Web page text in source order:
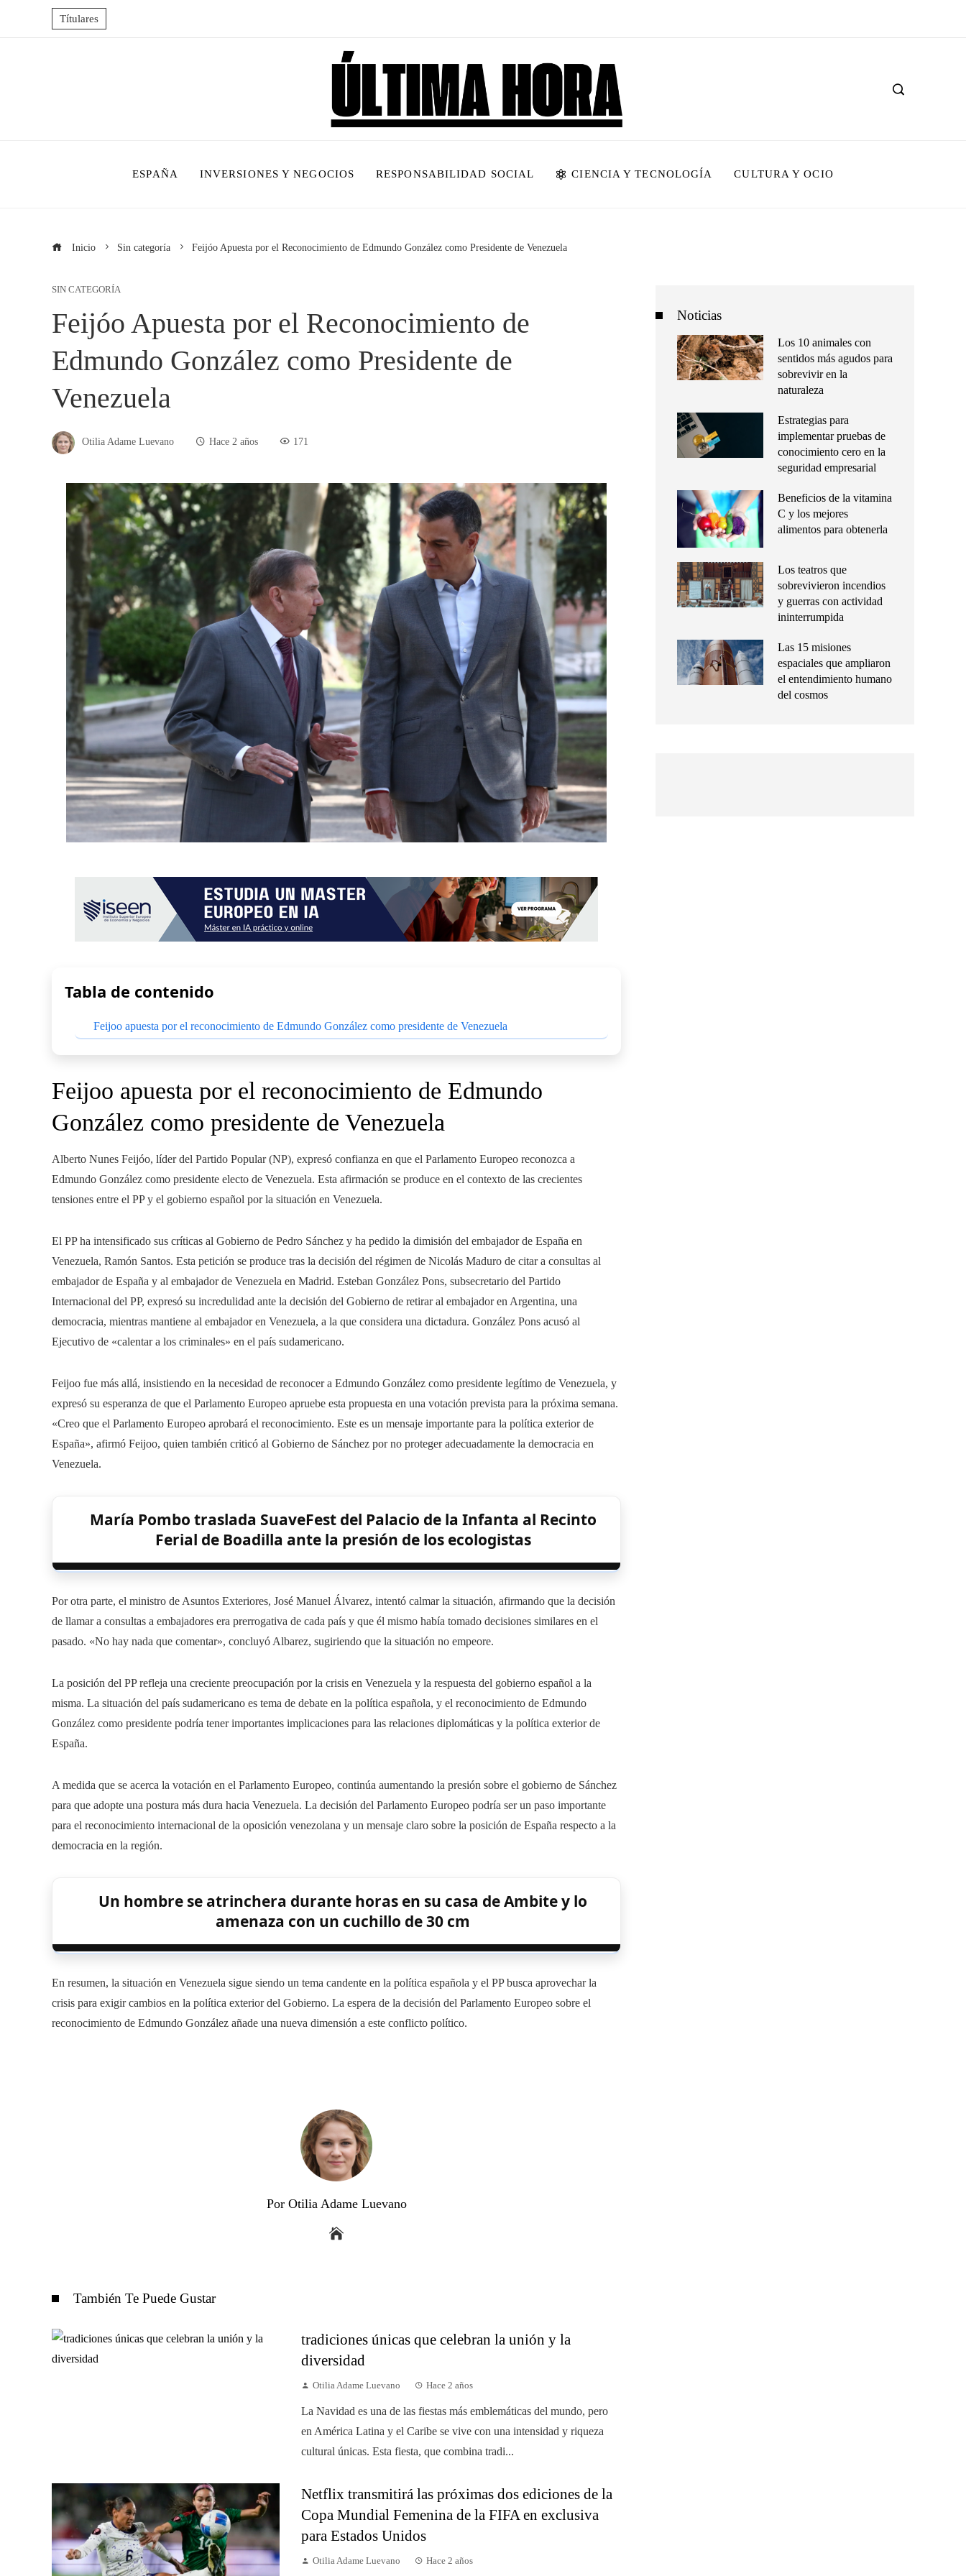
Títulares
ESPAÑA INVERSIONES Y NEGOCIOS RESPONSABILIDAD SOCIAL CIENCIA Y TECNOLOGÍA CULTURA Y OCIO
Inicio Sin categoría Feijóo Apuesta por el Reconocimiento de Edmundo González como Presidente de Venezuela
SIN CATEGORÍA
Feijóo Apuesta por el Reconocimiento de
Edmundo González como Presidente de
Venezuela
Otilia Adame Luevano Hace 2 años 171
Tabla de contenido
Feijoo apuesta por el reconocimiento de Edmundo González como presidente de Venezuela
Feijoo apuesta por el reconocimiento de Edmundo
González como presidente de Venezuela
Alberto Nunes Feijóo, líder del Partido Popular (NP), expresó confianza en que el Parlamento Europeo reconozca a
Edmundo González como presidente electo de Venezuela. Esta afirmación se produce en el contexto de las crecientes
tensiones entre el PP y el gobierno español por la situación en Venezuela.
El PP ha intensificado sus críticas al Gobierno de Pedro Sánchez y ha pedido la dimisión del embajador de España en
Venezuela, Ramón Santos. Esta petición se produce tras la decisión del régimen de Nicolás Maduro de citar a consultas al
embajador de España y al embajador de Venezuela en Madrid. Esteban González Pons, subsecretario del Partido
Internacional del PP, expresó su incredulidad ante la decisión del Gobierno de retirar al embajador en Argentina, una
democracia, mientras mantiene al embajador en Venezuela, a la que considera una dictadura. González Pons acusó al
Ejecutivo de «calentar a los criminales» en el país sudamericano.
Feijoo fue más allá, insistiendo en la necesidad de reconocer a Edmundo González como presidente legítimo de Venezuela, y
expresó su esperanza de que el Parlamento Europeo apruebe esta propuesta en una votación prevista para la próxima semana.
«Creo que el Parlamento Europeo aprobará el reconocimiento. Este es un mensaje importante para la política exterior de
España», afirmó Feijoo, quien también criticó al Gobierno de Sánchez por no proteger adecuadamente la democracia en
Venezuela.
María Pombo traslada SuaveFest del Palacio de la Infanta al Recinto
Ferial de Boadilla ante la presión de los ecologistas
Por otra parte, el ministro de Asuntos Exteriores, José Manuel Álvarez, intentó calmar la situación, afirmando que la decisión
de llamar a consultas a embajadores era prerrogativa de cada país y que él mismo había tomado decisiones similares en el
pasado. «No hay nada que comentar», concluyó Albarez, sugiriendo que la situación no empeore.
La posición del PP refleja una creciente preocupación por la crisis en Venezuela y la respuesta del gobierno español a la
misma. La situación del país sudamericano es tema de debate en la política española, y el reconocimiento de Edmundo
González como presidente podría tener importantes implicaciones para las relaciones diplomáticas y la política exterior de
España.
A medida que se acerca la votación en el Parlamento Europeo, continúa aumentando la presión sobre el gobierno de Sánchez
para que adopte una postura más dura hacia Venezuela. La decisión del Parlamento Europeo podría ser un paso importante
para el reconocimiento internacional de la oposición venezolana y un mensaje claro sobre la posición de España respecto a la
democracia en la región.
Un hombre se atrinchera durante horas en su casa de Ambite y lo
amenaza con un cuchillo de 30 cm
En resumen, la situación en Venezuela sigue siendo un tema candente en la política española y el PP busca aprovechar la
crisis para exigir cambios en la política exterior del Gobierno. La espera de la decisión del Parlamento Europeo sobre el
reconocimiento de Edmundo González añade una nueva dimensión a este conflicto político.
Por Otilia Adame Luevano
También Te Puede Gustar
tradiciones únicas que celebran la unión y la
diversidad
Otilia Adame Luevano Hace 2 años
La Navidad es una de las fiestas más emblemáticas del mundo, pero
en América Latina y el Caribe se vive con una intensidad y riqueza
cultural únicas. Esta fiesta, que combina tradi...
Netflix transmitirá las próximas dos ediciones de la
Copa Mundial Femenina de la FIFA en exclusiva
para Estados Unidos
Otilia Adame Luevano Hace 2 años
Noticias
Los 10 animales con
sentidos más agudos para
sobrevivir en la
naturaleza
Estrategias para
implementar pruebas de
conocimiento cero en la
seguridad empresarial
Beneficios de la vitamina
C y los mejores
alimentos para obtenerla
Los teatros que
sobrevivieron incendios
y guerras con actividad
ininterrumpida
Las 15 misiones
espaciales que ampliaron
el entendimiento humano
del cosmos